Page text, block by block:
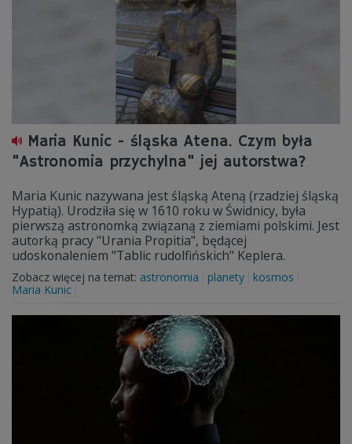
Maria Kunic - śląska Atena. Czym była
"Astronomia przychylna" jej autorstwa?
Maria Kunic nazywana jest śląską Ateną (rzadziej śląską
Hypatią). Urodziła się w 1610 roku w Świdnicy, była
pierwszą astronomką związaną z ziemiami polskimi. Jest
autorką pracy "Urania Propitia", będącej
udoskonaleniem "Tablic rudolfińskich" Keplera.
Zobacz więcej na temat: astronomia planety
kosmos
Maria Kunic